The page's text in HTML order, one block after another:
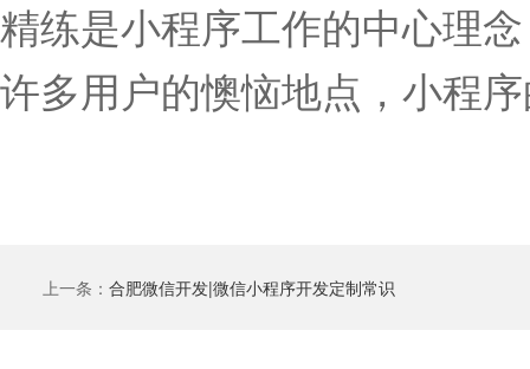
精练是小程序工作的中心理
许多用户的懊恼地点，小程
上一条： 合肥微信开发|微信小程序开发定制常识